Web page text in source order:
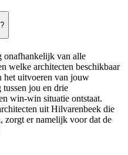
onafhankelijk van alle
welke architecten beschikbaar
het uitvoeren van jouw
jou en drie
win-win situatie ontstaat.
uit Hilvarenbeek die
zorgt er namelijk voor dat de